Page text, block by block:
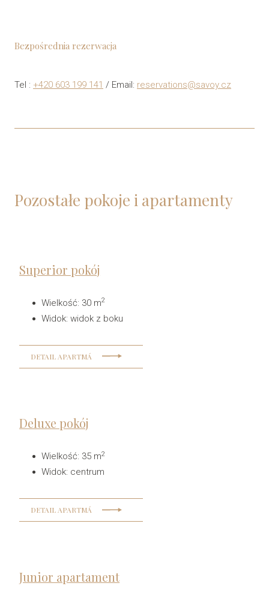
Bezpośrednia rezerwacja
Tel : +420 603 199 141 / Email: reservations@savoy.cz
Pozostałe pokoje i apartamenty
Superior pokój
Wielkość: 30 m2
Widok: widok z boku
DETAIL APARTMÁ
Deluxe pokój
Wielkość: 35 m2
Widok: centrum
DETAIL APARTMÁ
Junior apartament